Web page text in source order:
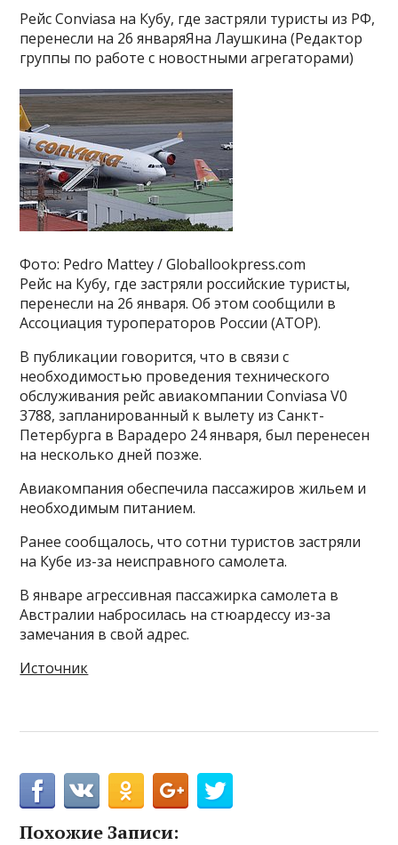
Рейс Conviasa на Кубу, где застряли туристы из РФ,
перенесли на 26 январяЯна Лаушкина (Редактор
группы по работе с новостными агрегаторами)
Фото: Pedro Mattey / Globallookpress.com
Рейс на Кубу, где застряли российские туристы,
перенесли на 26 января. Об этом сообщили в
Ассоциация туроператоров России (АТОР).
В публикации говорится, что в связи с
необходимостью проведения технического
обслуживания рейс авиакомпании Conviasa V0
3788, запланированный к вылету из Санкт-
Петербурга в Варадеро 24 января, был перенесен
на несколько дней позже.
Авиакомпания обеспечила пассажиров жильем и
необходимым питанием.
Ранее сообщалось, что сотни туристов застряли
на Кубе из-за неисправного самолета.
В январе агрессивная пассажирка самолета в
Австралии набросилась на стюардессу из-за
замечания в свой адрес.
Источник
Похожие Записи: